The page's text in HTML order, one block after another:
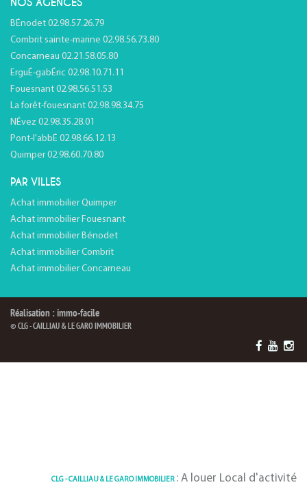
NOS AGENCES
BÉnodet 02.98.57.26.79
Combrit sainte-marine 02.98.56.73.80
Concarneau 02.21.58.05.80
ErguÉ-gabÉric 02.98.10.71.11
Fouesnant 02.98.56.51.53
La forêt-fouesnant 02.98.98.34.75
NÉvez 02.98.35.28.01
Pont-l'abbÉ 02.98.66.12.13
Quimper 02.98.60.70.80
PAR VILLES
Achat immobilier Quimper
Achat immobilier Fouesnant
Achat immobilier Bénodet
Achat immobilier Combrit
Achat immobilier Concarneau
Réalisation : immo-facile
© CLG - CAILLIAU & LE GARO IMMOBILIER
CLG - CAILLIAU & LE GARO IMMOBILIER: A louer Local d'activité 16.26 m²